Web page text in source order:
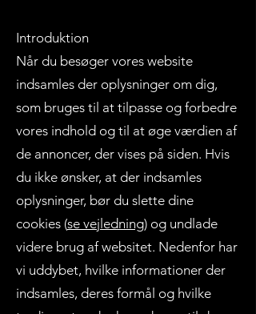
Introduktion
Når du besøger vores website
indsamles der oplysninger om dig,
som bruges til at tilpasse og forbedre
vores indhold og til at øge værdien af
de annoncer, der vises på siden. Hvis
du ikke ønsker, at der indsamles
oplysninger, bør du slette dine
cookies (se vejledning) og undlade
videre brug af websitet. Nedenfor har
vi uddybet, hvilke informationer der
indsamles, deres formål og hvilke